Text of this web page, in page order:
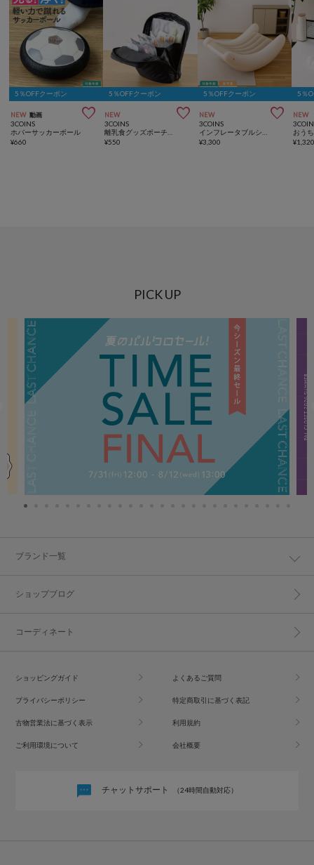
5％OFFクーポン
NEW 動画 
3COINS
ホバーサッカーボール
¥660
5％OFFクーポン
NEW 
3COINS
¥550
5％OFFクーポン
NEW 
3COINS
¥3,300
5％
NEW
おう
¥
PICK UP
ブランド一覧
ショップブログ
コーディネート
ショッピングガイド よくあるご質問
プライバシーポリシー 特定商取引に基づく表記
古物営業法に基づく表示 利用規約
ご利用環境について 会社概要
チャットサポート （24時間自動対応）